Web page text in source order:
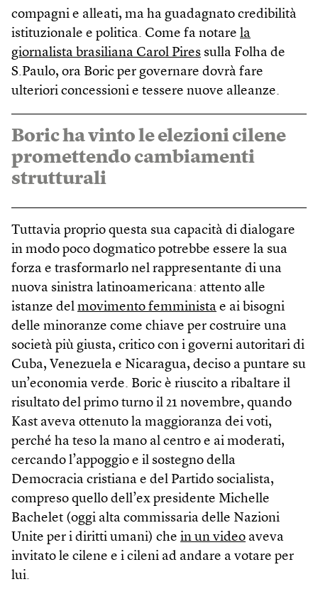
compagni e alleati, ma ha guadagnato credibilità
istituzionale e politica. Come fa notare la
giornalista brasiliana Carol Pires sulla Folha de
S.Paulo, ora Boric per governare dovrà fare
ulteriori concessioni e tessere nuove alleanze.
Boric ha vinto le elezioni cilene
promettendo cambiamenti
strutturali
Tuttavia proprio questa sua capacità di dialogare
in modo poco dogmatico potrebbe essere la sua
forza e trasformarlo nel rappresentante di una
nuova sinistra latinoamericana: attento alle
istanze del movimento femminista e ai bisogni
delle minoranze come chiave per costruire una
società più giusta, critico con i governi autoritari di
Cuba, Venezuela e Nicaragua, deciso a puntare su
un’economia verde. Boric è riuscito a ribaltare il
risultato del primo turno il 21 novembre, quando
Kast aveva ottenuto la maggioranza dei voti,
perché ha teso la mano al centro e ai moderati,
cercando l’appoggio e il sostegno della
Democracia cristiana e del Partido socialista,
compreso quello dell’ex presidente Michelle
Bachelet (oggi alta commissaria delle Nazioni
Unite per i diritti umani) che in un video aveva
invitato le cilene e i cileni ad andare a votare per
lui.